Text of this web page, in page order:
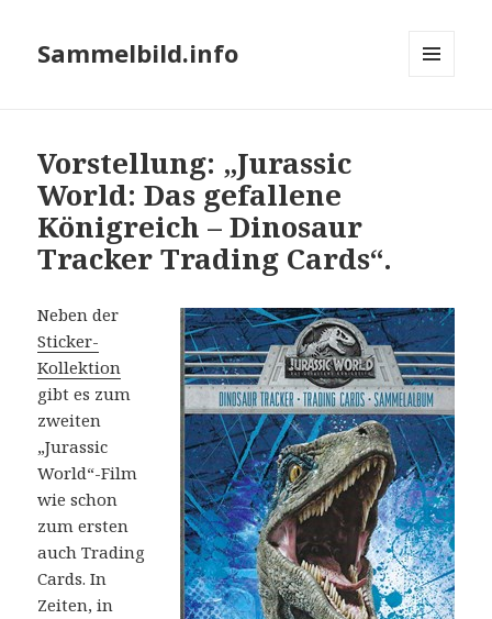
Sammelbild.info
Vorstellung: „Jurassic
World: Das gefallene
Königreich – Dinosaur
Tracker Trading Cards“.
Neben der
Sticker-
Kollektion
gibt es zum
zweiten
„Jurassic
World“-Film
wie schon
zum ersten
auch Trading
Cards. In
Zeiten, in